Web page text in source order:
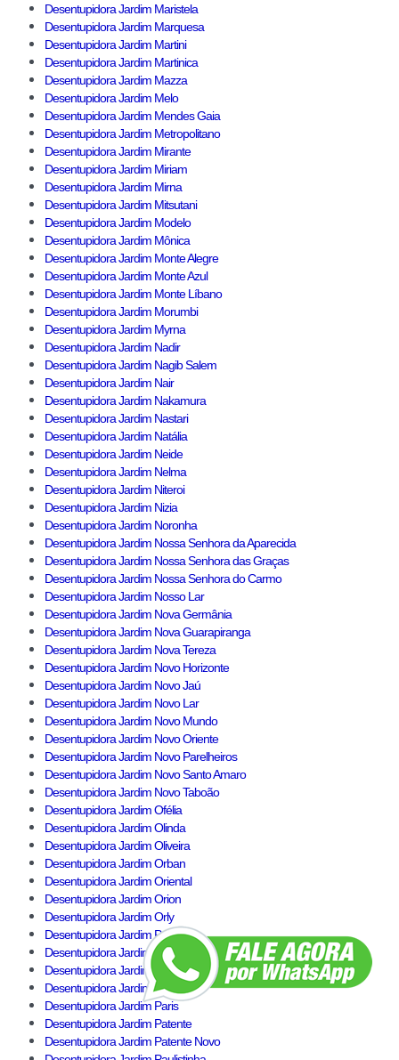
Desentupidora Jardim Maristela
Desentupidora Jardim Marquesa
Desentupidora Jardim Martini
Desentupidora Jardim Martinica
Desentupidora Jardim Mazza
Desentupidora Jardim Melo
Desentupidora Jardim Mendes Gaia
Desentupidora Jardim Metropolitano
Desentupidora Jardim Mirante
Desentupidora Jardim Miriam
Desentupidora Jardim Mirna
Desentupidora Jardim Mitsutani
Desentupidora Jardim Modelo
Desentupidora Jardim Mônica
Desentupidora Jardim Monte Alegre
Desentupidora Jardim Monte Azul
Desentupidora Jardim Monte Líbano
Desentupidora Jardim Morumbi
Desentupidora Jardim Myrna
Desentupidora Jardim Nadir
Desentupidora Jardim Nagib Salem
Desentupidora Jardim Nair
Desentupidora Jardim Nakamura
Desentupidora Jardim Nastari
Desentupidora Jardim Natália
Desentupidora Jardim Neide
Desentupidora Jardim Nelma
Desentupidora Jardim Niteroi
Desentupidora Jardim Nizia
Desentupidora Jardim Noronha
Desentupidora Jardim Nossa Senhora da Aparecida
Desentupidora Jardim Nossa Senhora das Graças
Desentupidora Jardim Nossa Senhora do Carmo
Desentupidora Jardim Nosso Lar
Desentupidora Jardim Nova Germânia
Desentupidora Jardim Nova Guarapiranga
Desentupidora Jardim Nova Tereza
Desentupidora Jardim Novo Horizonte
Desentupidora Jardim Novo Jaú
Desentupidora Jardim Novo Lar
Desentupidora Jardim Novo Mundo
Desentupidora Jardim Novo Oriente
Desentupidora Jardim Novo Parelheiros
Desentupidora Jardim Novo Santo Amaro
Desentupidora Jardim Novo Taboão
Desentupidora Jardim Ofélia
Desentupidora Jardim Olinda
Desentupidora Jardim Oliveira
Desentupidora Jardim Orban
Desentupidora Jardim Oriental
Desentupidora Jardim Orion
Desentupidora Jardim Orly
Desentupidora Jardim Palmares
Desentupidora Jardim Palmeiras
Desentupidora Jardim Panorama
Desentupidora Jardim Paquetá
Desentupidora Jardim Paris
Desentupidora Jardim Patente
Desentupidora Jardim Patente Novo